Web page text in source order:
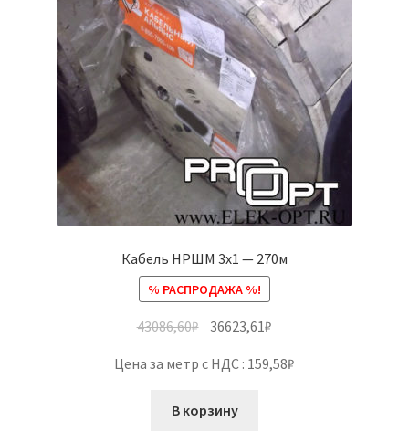
Кабель НРШМ 3х1 — 270м
% РАСПРОДАЖА %!
43086,60₽ 36623,61₽
Цена за метр с НДС : 159,58₽
В корзину